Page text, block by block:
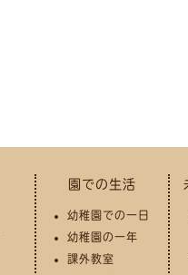
園での生活
幼稚園での一日
幼稚園の一年
課外教室